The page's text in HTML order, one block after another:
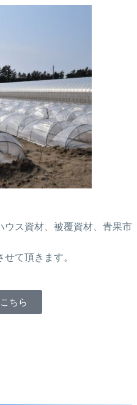
ウス資材、被覆資材、青果市
て頂きます。
ちら